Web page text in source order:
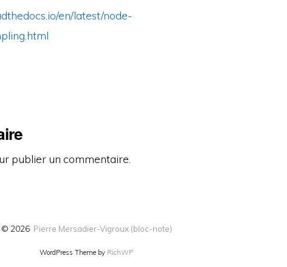
en/latest/node-
publier un commentaire.
© 2026 Pierre Mersadier-Vigroux (bloc-note)
WordPress Theme by RichWP